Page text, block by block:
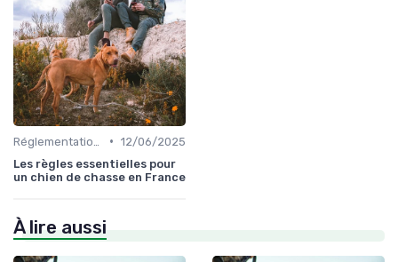
• 12/06/2025
Les règles essentielles pour
un chien de chasse en France
À lire aussi